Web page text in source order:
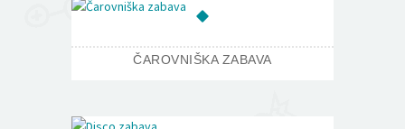
ČAROVNIŠKA ZABAVA